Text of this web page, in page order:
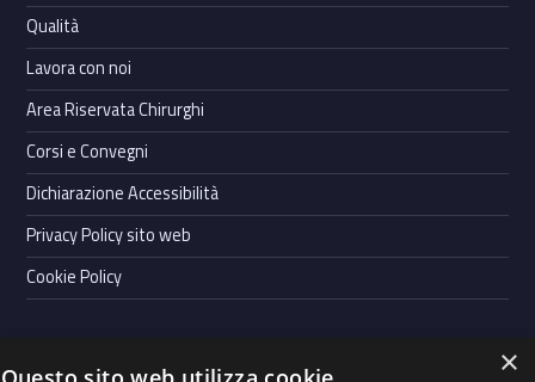
Qualità
Lavora con noi
Area Riservata Chirurghi
Corsi e Convegni
Dichiarazione Accessibilità
Privacy Policy sito web
Cookie Policy
×